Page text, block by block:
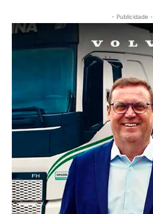
- Publicidade -